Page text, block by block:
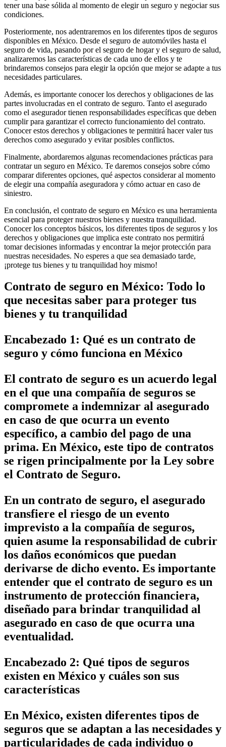
tener una base sólida al momento de elegir un seguro y negociar sus
condiciones.
Posteriormente, nos adentraremos en los diferentes tipos de seguros
disponibles en México. Desde el seguro de automóviles hasta el
seguro de vida, pasando por el seguro de hogar y el seguro de salud,
analizaremos las características de cada uno de ellos y te
brindaremos consejos para elegir la opción que mejor se adapte a tus
necesidades particulares.
Además, es importante conocer los derechos y obligaciones de las
partes involucradas en el contrato de seguro. Tanto el asegurado
como el asegurador tienen responsabilidades específicas que deben
cumplir para garantizar el correcto funcionamiento del contrato.
Conocer estos derechos y obligaciones te permitirá hacer valer tus
derechos como asegurado y evitar posibles conflictos.
Finalmente, abordaremos algunas recomendaciones prácticas para
contratar un seguro en México. Te daremos consejos sobre cómo
comparar diferentes opciones, qué aspectos considerar al momento
de elegir una compañía aseguradora y cómo actuar en caso de
siniestro.
En conclusión, el contrato de seguro en México es una herramienta
esencial para proteger nuestros bienes y nuestra tranquilidad.
Conocer los conceptos básicos, los diferentes tipos de seguros y los
derechos y obligaciones que implica este contrato nos permitirá
tomar decisiones informadas y encontrar la mejor protección para
nuestras necesidades. No esperes a que sea demasiado tarde,
¡protege tus bienes y tu tranquilidad hoy mismo!
Contrato de seguro en México: Todo lo
que necesitas saber para proteger tus
bienes y tu tranquilidad
Encabezado 1: Qué es un contrato de
seguro y cómo funciona en México
El contrato de seguro es un acuerdo legal
en el que una compañía de seguros se
compromete a indemnizar al asegurado
en caso de que ocurra un evento
específico, a cambio del pago de una
prima. En México, este tipo de contratos
se rigen principalmente por la Ley sobre
el Contrato de Seguro.
En un contrato de seguro, el asegurado
transfiere el riesgo de un evento
imprevisto a la compañía de seguros,
quien asume la responsabilidad de cubrir
los daños económicos que puedan
derivarse de dicho evento. Es importante
entender que el contrato de seguro es un
instrumento de protección financiera,
diseñado para brindar tranquilidad al
asegurado en caso de que ocurra una
eventualidad.
Encabezado 2: Qué tipos de seguros
existen en México y cuáles son sus
características
En México, existen diferentes tipos de
seguros que se adaptan a las necesidades y
particularidades de cada individuo o